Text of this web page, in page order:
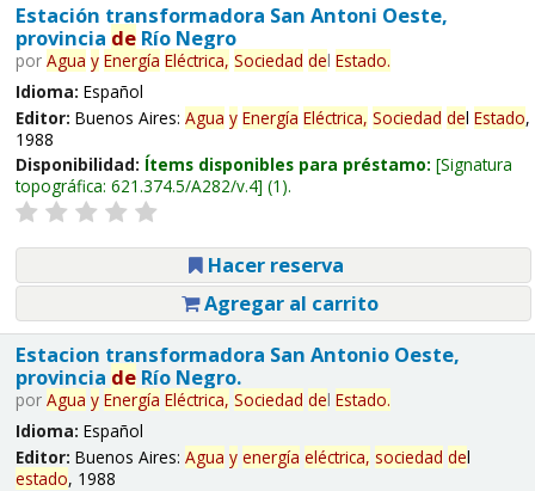
Estación transformadora San Antoni Oeste,
provincia deRío Negro
por Agua y Energía Eléctrica, Sociedad del Estado.
Idioma: Español
Editor: Buenos Aires: Agua y Energía Eléctrica, Sociedad del Estado,
1988
Disponibilidad: Ítems disponibles para préstamo: Signatura
topográfica: 621.374.5/A282/v.4 (1).
Hacer reserva
Agregar al carrito
Estacion transformadora San Antonio Oeste,
provincia deRío Negro.
por Agua y Energía Eléctrica, Sociedad del Estado.
Idioma: Español
Editor: Buenos Aires: Agua y energía eléctrica, sociedad del
estado, 1988